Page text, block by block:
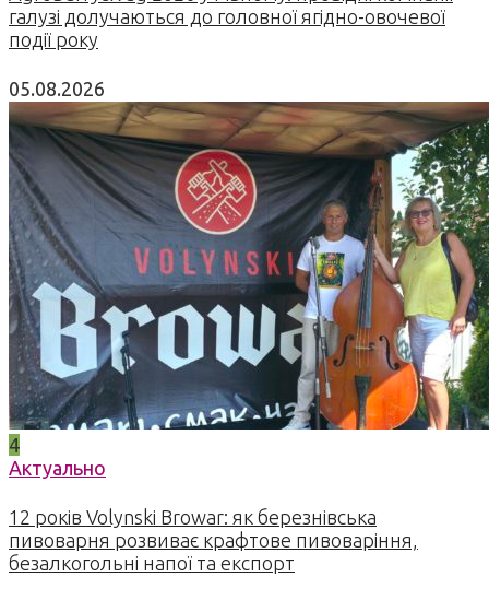
галузі долучаються до головної ягідно-овочевої
події року
05.08.2026
4
Актуально
12 років Volynski Browar: як березнівська
пивоварня розвиває крафтове пивоваріння,
безалкогольні напої та експорт